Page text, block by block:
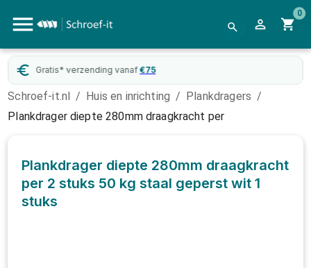
0
Gratis* verzending vanaf €75
Schroef-it.nl / Huis en inrichting / Plankdragers /
Plankdrager diepte 280mm draagkracht per
Plankdrager diepte 280mm draagkracht
per 2 stuks 50 kg staal geperst wit 1
stuks